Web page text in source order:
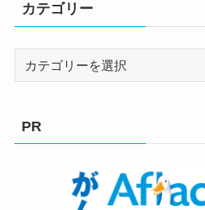
カテゴリー
PR